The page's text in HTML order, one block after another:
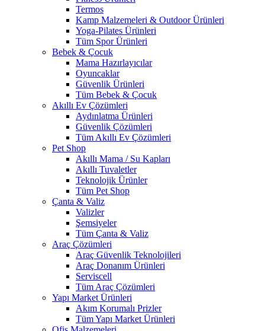
Termos
Kamp Malzemeleri & Outdoor Ürünleri
Yoga-Pilates Ürünleri
Tüm Spor Ürünleri
Bebek & Çocuk
Mama Hazırlayıcılar
Oyuncaklar
Güvenlik Ürünleri
Tüm Bebek & Çocuk
Akıllı Ev Çözümleri
Aydınlatma Ürünleri
Güvenlik Çözümleri
Tüm Akıllı Ev Çözümleri
Pet Shop
Akıllı Mama / Su Kapları
Akıllı Tuvaletler
Teknolojik Ürünler
Tüm Pet Shop
Çanta & Valiz
Valizler
Şemsiyeler
Tüm Çanta & Valiz
Araç Çözümleri
Araç Güvenlik Teknolojileri
Araç Donanım Ürünleri
Serviscell
Tüm Araç Çözümleri
Yapı Market Ürünleri
Akım Korumalı Prizler
Tüm Yapı Market Ürünleri